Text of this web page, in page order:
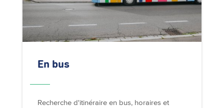
En bus
Recherche d'itinéraire en bus, horaires et